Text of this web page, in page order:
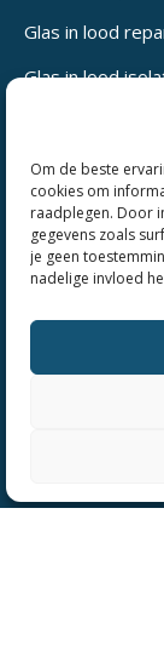
Om de beste
cookies om
raadplegen. Door
gegevens zoals
je geen
nadelige invloed
Glas in lood
Glas in lood
Glasschade
Houtrot laten
Kozijn en
Glaszetter